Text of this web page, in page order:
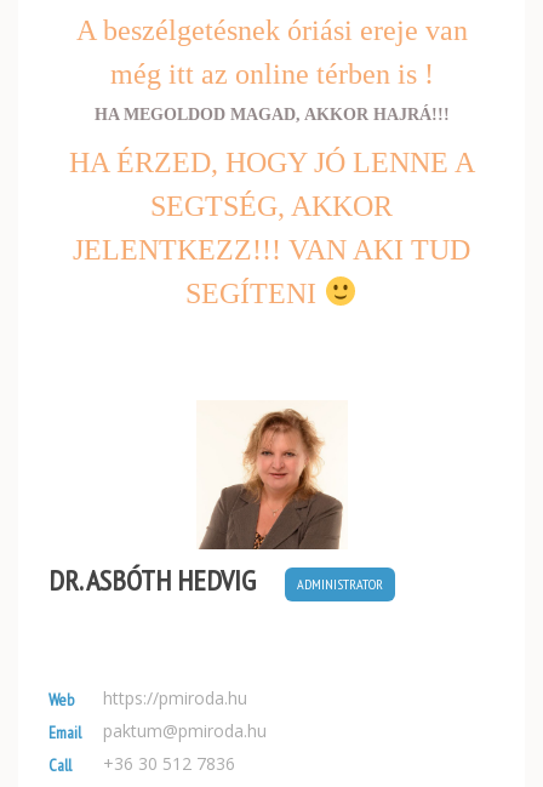
A beszélgetésnek óriási ereje van
még itt az online térben is !
HA MEGOLDOD MAGAD, AKKOR HAJRÁ!!!
HA ÉRZED, HOGY JÓ LENNE A
SEGTSÉG, AKKOR
JELENTKEZZ!!! VAN AKI TUD
SEGÍTENI
DR. ASBÓTH HEDVIG ADMINISTRATOR
Web https://pmiroda.hu
Email paktum@pmiroda.hu
Call +36 30 512 7836